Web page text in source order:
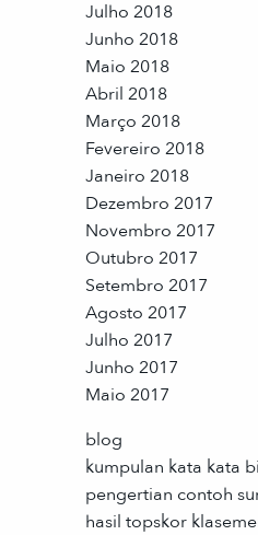
Julho 2018
Junho 2018
Maio 2018
Abril 2018
Março 2018
Fevereiro 2018
Janeiro 2018
Dezembro 2017
Novembro 2017
Outubro 2017
Setembro 2017
Agosto 2017
Julho 2017
Junho 2017
Maio 2017
blog
kumpulan kata kata
pengertian contoh
hasil topskor